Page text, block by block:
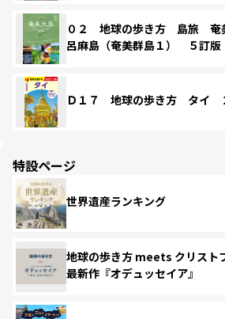
０２ 地球の歩き方 島旅
呂麻島（奄美群島１） ５訂版
Ｄ１７ 地球の歩き方 タイ
特設ページ
世界遺産ランキング
地球の歩き方 meets クリスト
最新作『オデュッセイア』